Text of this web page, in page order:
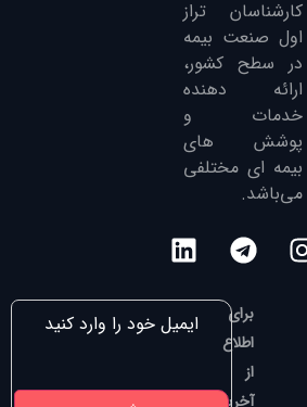
کارشناسان تراز
‌اول صنعت بیمه
در سطح کشور،
ارائه دهنده
خدمات و
پوشش های
بیمه ای مختلفی
می‌باشد.
برای
اطلاع
از
آخرین